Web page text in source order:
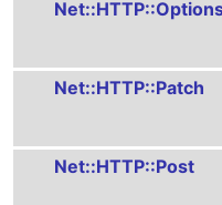
Net::HTTP::Patch
Net::HTTP::Post